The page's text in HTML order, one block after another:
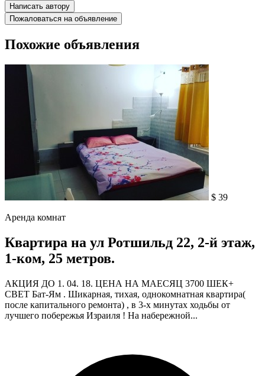
Написать автору
Пожаловаться на объявление
Похожие объявления
$ 39
Аренда комнат
Квартира на ул Ротшильд 22, 2-й этаж,
1-ком, 25 метров.
АКЦИЯ ДО 1. 04. 18. ЦЕНА НА МАЕСЯЦ 3700 ШЕК+
СВЕТ Бат-Ям . Шикарная, тихая, однокомнатная квартира(
после капитального ремонта) , в 3-х минутах ходьбы от
лучшего побережья Израиля ! На набережной...